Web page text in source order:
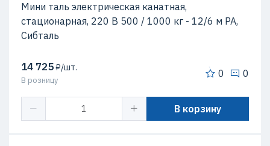
Мини таль электрическая канатная,
стационарная, 220 В 500 / 1000 кг - 12/6 м PA,
Сибталь
14 725₽/шт.
В розницу
0 0
В корзину